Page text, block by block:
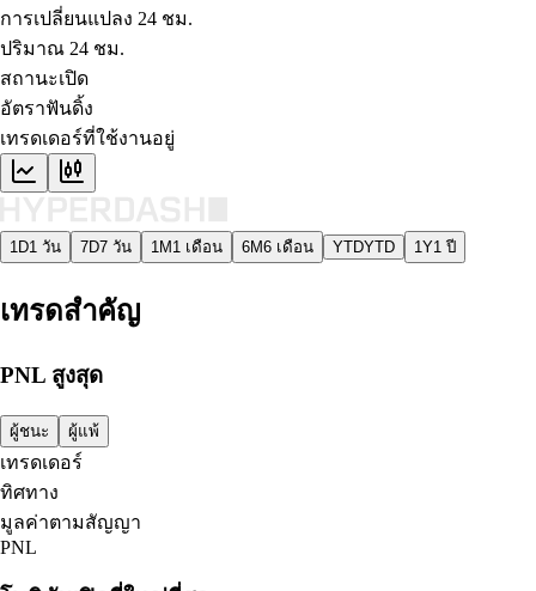
การเปลี่ยนแปลง 24 ชม.
ปริมาณ 24 ชม.
สถานะเปิด
อัตราฟันดิ้ง
เทรดเดอร์ที่ใช้งานอยู่
1D1 วัน 7D7 วัน 1M 1 เดือน 6M6 เดือน YTDYTD 1Y1 ปี
เทรดสำคัญ
PNL สูงสุด
ผู้ชนะ ผู้แพ้
เทรดเดอร์
ทิศทาง
มูลค่าตามสัญญา
PNL